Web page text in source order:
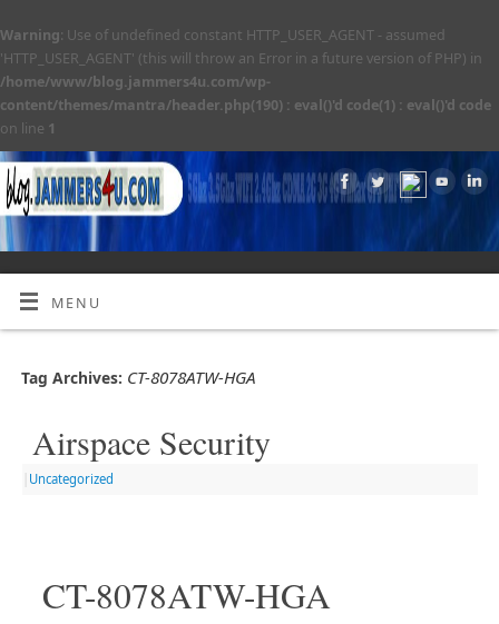
Warning: Use of undefined constant HTTP_USER_AGENT - assumed
'HTTP_USER_AGENT' (this will throw an Error in a future version of PHP) in
/home/www/blog.jammers4u.com/wp-
content/themes/mantra/header.php(190) : eval()'d code(1) : eval()'d code
on line 1
MENU
Tag Archives: CT-8078ATW-HGA
Airspace Security
Uncategorized
CT-8078ATW-HGA